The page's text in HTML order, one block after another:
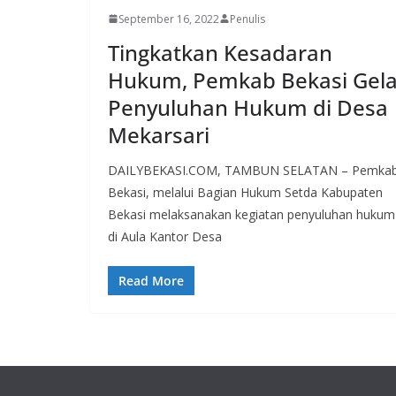
September 16, 2022 Penulis
Tingkatkan Kesadaran
Hukum, Pemkab Bekasi
Penyuluhan Hukum di Desa
Mekarsari
DAILYBEKASI.COM, TAMBUN SELATAN –
Bekasi, melalui Bagian Hukum Setda Kabupaten
Bekasi melaksanakan kegiatan penyuluhan hukum
di Aula Kantor Desa
Read More